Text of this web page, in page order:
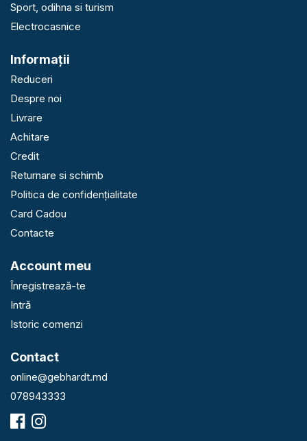
Sport, odihna si turism
Electrocasnice
Informaţii
Reduceri
Despre noi
Livrare
Achitare
Credit
Returnare si schimb
Politica de confidențialitate
Card Cadou
Contacte
Account meu
Înregistrează-te
Intră
Istoric comenzi
Contact
online@gebhardt.md
078943333